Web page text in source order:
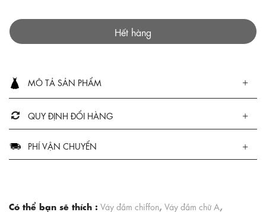
Hết hàng
MÔ TẢ SẢN PHẨM
QUY ĐỊNH ĐỔI HÀNG
PHÍ VẬN CHUYỂN
Có thể bạn sẽ thích : Váy đầm chiffon, Váy đầm chữ A,